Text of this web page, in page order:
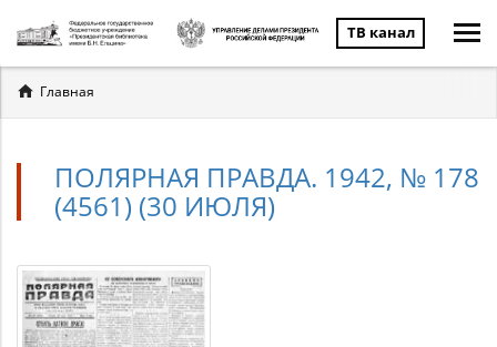
ТВ канал
Вы
здесь
Главная
ПОЛЯРНАЯ ПРАВДА. 1942, № 178
(4561) (30 ИЮЛЯ)